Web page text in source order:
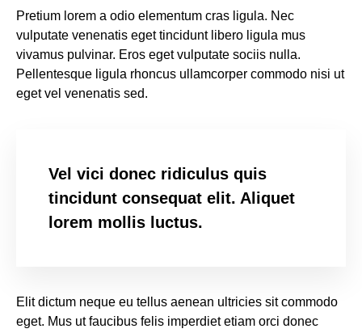
Pretium lorem a odio elementum cras ligula. Nec
vulputate venenatis eget tincidunt libero ligula mus
vivamus pulvinar. Eros eget vulputate sociis nulla.
Pellentesque ligula rhoncus ullamcorper commodo nisi ut
eget vel venenatis sed.
Vel vici donec ridiculus quis
tincidunt consequat elit. Aliquet
lorem mollis luctus.
Elit dictum neque eu tellus aenean ultricies sit commodo
eget. Mus ut faucibus felis imperdiet etiam orci donec